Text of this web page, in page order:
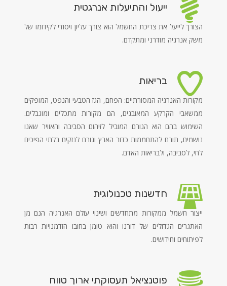
ייעול והתיעלות אנרגטית
הצורך לייעל את צריכת החשמל הוא צורך עליון ויסודי לקידומו של
משק אנרגיה מודרני ומתקדם.
בריאות
מקורות האנרגיה המסורתיים: הפחם, הגז הטבעי והנפט, המופקים
ממשאבי הקרקע המאובנים, הם מקורות מתכלים ומוגבלים.
השימוש בהם הוא הגורם המוביל לזיהום הסביבה והאוויר שאנו
נושמים, תורם להתחממות כדור הארץ וגורם לנזקים בלתי הפיכים
לחי, לסביבה, ולבריאות האדם.
חדשנות טכנולוגית
ייצור חשמל ממקורות מתחדשים ושינוי עולם האנרגיה הנם מן
האתגרים הגדולים של דורנו והוא טומן בחובו הזדמנויות רבות
לפיתוחים וחידושים.
פוטנציאל תעסוקתי ארוך טווח